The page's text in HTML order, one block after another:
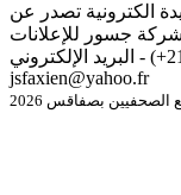
الكترونية تصدر عن
شركة جسور للإعلانات
للإتصال أو نشر الردود الهاتف 54779966 (216+) - البريد الإلكتروني
jsfaxien@yahoo.fr
بصفاقس 2026